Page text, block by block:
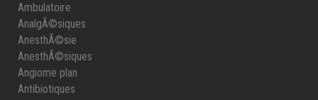
Ambulatoire
AnalgÃ©siques
AnesthÃ©sie
AnesthÃ©siques
Angiome plan
Antibiotiques